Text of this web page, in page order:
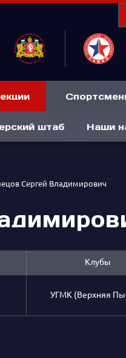
штаб Наши
Сергей Владимирович
Клубы
УГМК (Верхняя